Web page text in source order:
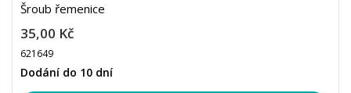
Šroub řemenice
35,00 Kč
621649
Dodání do 10 dní